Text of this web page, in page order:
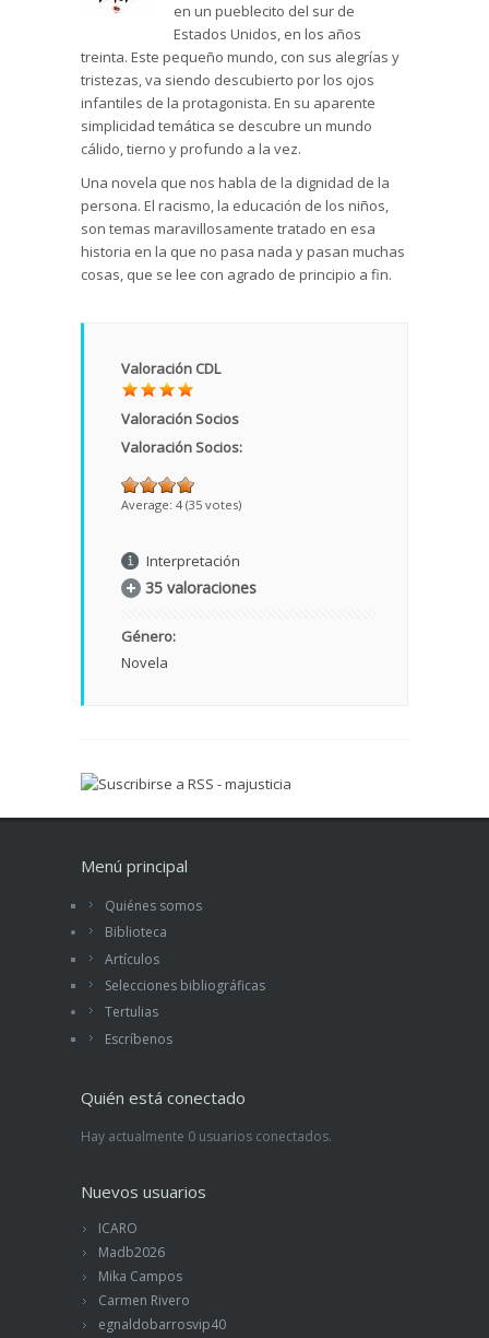
en un pueblecito del sur de
Estados Unidos, en los años
treinta. Este pequeño mundo, con sus alegrías y
tristezas, va siendo descubierto por los ojos
infantiles de la protagonista. En su aparente
simplicidad temática se descubre un mundo
cálido, tierno y profundo a la vez.
Una novela que nos habla de la dignidad de la
persona. El racismo, la educación de los niños,
son temas maravillosamente tratado en esa
historia en la que no pasa nada y pasan muchas
cosas, que se lee con agrado de principio a fin.
Valoración CDL
Valoración Socios
Valoración Socios:
Average: 4 (35 votes)
Interpretación
35 valoraciones
Género:
Novela
Menú principal
Quiénes somos
Biblioteca
Artículos
Selecciones bibliográficas
Tertulias
Escríbenos
Quién está conectado
Hay actualmente 0 usuarios conectados.
Nuevos usuarios
ICARO
Madb2026
Mika Campos
Carmen Rivero
egnaldobarrosvip40